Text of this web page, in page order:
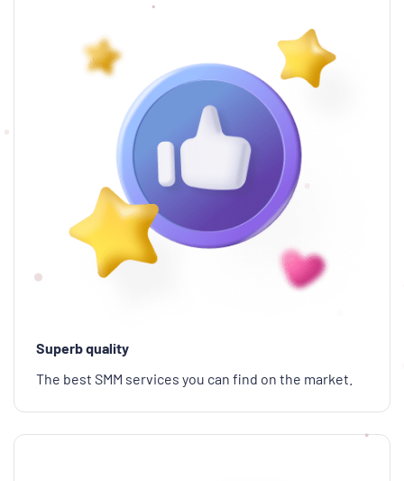
Superb quality
The best SMM services you can find on the market.